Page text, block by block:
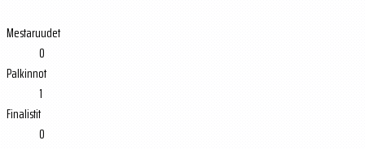
Mestaruudet
0
Palkinnot
1
Finalistit
0